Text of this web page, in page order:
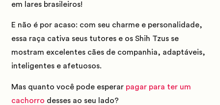
em lares brasileiros!
E não é por acaso: com seu charme e personalidade,
essa raça cativa seus tutores e os Shih Tzus se
mostram excelentes cães de companhia, adaptáveis,
inteligentes e afetuosos.
Mas quanto você pode esperar pagar para ter um
cachorro desses ao seu lado?